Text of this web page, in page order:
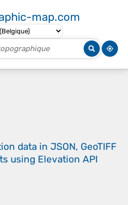
map.com
data in JSON, GeoTIFF
using Elevation API